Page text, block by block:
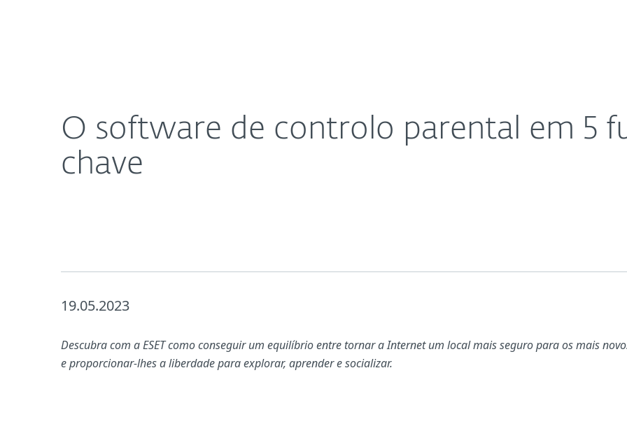
O software de controlo parental em 5
chave
19.05.2023
Descubra com a ESET como conseguir um equilíbrio entre tornar a Internet um local mais seguro para os mais
e proporcionar-lhes a liberdade para explorar, aprender e socializar.